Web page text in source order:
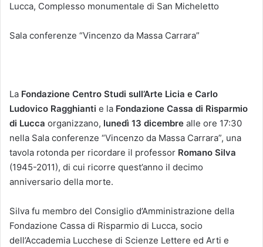
Lucca, Complesso monumentale di San Micheletto
Sala conferenze “Vincenzo da Massa Carrara”
La Fondazione Centro Studi sull’Arte Licia e Carlo
Ludovico Ragghianti e la Fondazione Cassa di Risparmio
di Lucca organizzano, lunedì 13 dicembre alle ore 17:30
nella Sala conferenze “Vincenzo da Massa Carrara”, una
tavola rotonda per ricordare il professor Romano Silva
(1945-2011), di cui ricorre quest’anno il decimo
anniversario della morte.
Silva fu membro del Consiglio d’Amministrazione della
Fondazione Cassa di Risparmio di Lucca, socio
dell’Accademia Lucchese di Scienze Lettere ed Arti e